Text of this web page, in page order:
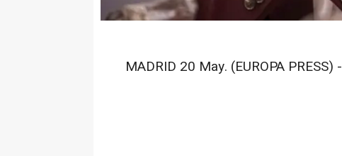
MADRID 20 May. (EUROPA PRESS) -